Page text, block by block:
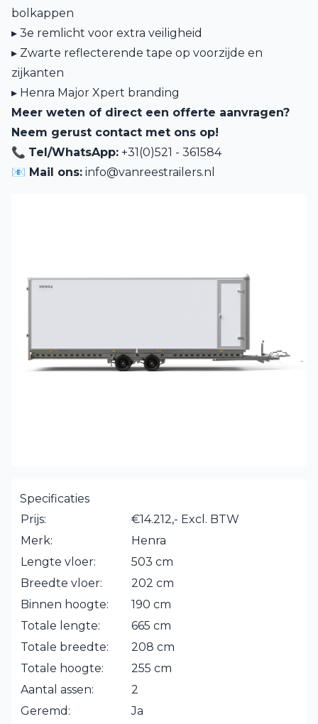
bolkappen
▸ 3e remlicht voor extra veiligheid
▸ Zwarte reflecterende tape op voorzijde en
zijkanten
▸ Henra Major Xpert branding
Meer weten of direct een offerte aanvragen?
Neem gerust contact met ons op!
📞 Tel/WhatsApp: +31(0)521 - 361584
📧 Mail ons: info@vanreestrailers.nl
Specificaties
Prijs:
€14.212,- Excl. BTW
Merk:
Henra
Lengte vloer:
503 cm
Breedte vloer:
202 cm
Binnen hoogte:
190 cm
Totale lengte:
665 cm
Totale breedte:
208 cm
Totale hoogte:
255 cm
Aantal assen:
2
Geremd:
Ja